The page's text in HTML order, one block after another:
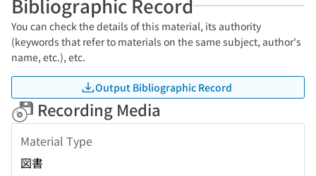
Bibliographic Record
You can check the details of this material, its authority
(keywords that refer to materials on the same subject, author's
name, etc.), etc.
Output Bibliographic Record
Recording Media
Material Type
図書